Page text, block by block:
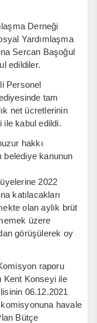
Derneği
Yardımlaşma
Sercan Başoğul
edildiler.
Personel
tam
net ücretlerinin
ile kabul edildi.
hakkı
belediye kanunun
2022
katılacakları
olan aylık brüt
üzere
görüşülerek oy
raporu
Kent Konseyi ile
06.12.2021
komisyonuna havale
Bütçe